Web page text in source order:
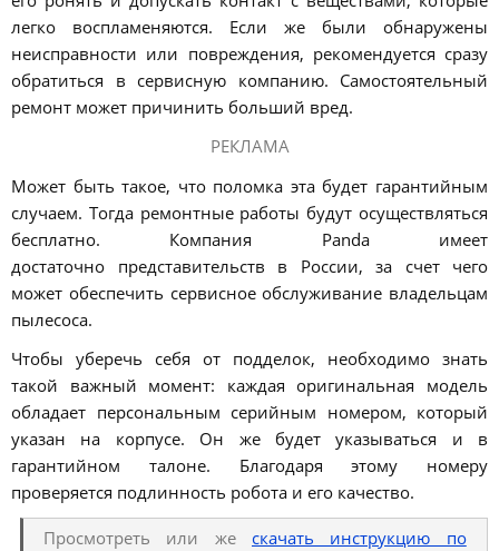
легко воспламеняются. Если же были обнаружены
неисправности или повреждения, рекомендуется сразу
обратиться в сервисную компанию. Самостоятельный
ремонт может причинить больший вред.
РЕКЛАМА
Может быть такое, что поломка эта будет гарантийным
случаем. Тогда ремонтные работы будут осуществляться
бесплатно. Компания Panda имеет
достаточно представительств в России, за счет чего
может обеспечить сервисное обслуживание владельцам
пылесоса.
Чтобы уберечь себя от подделок, необходимо знать
такой важный момент: каждая оригинальная модель
обладает персональным серийным номером, который
указан на корпусе. Он же будет указываться и в
гарантийном талоне. Благодаря этому номеру
проверяется подлинность робота и его качество.
Просмотреть или же скачать инструкцию по